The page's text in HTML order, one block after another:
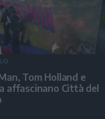
Tom Holland e
affascinano Città del